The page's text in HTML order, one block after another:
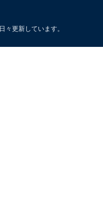
更新しています。